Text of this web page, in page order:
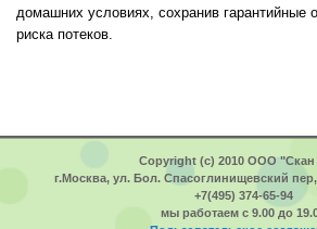
домашних условиях, сохранив гарантийные
риска потеков.
Copyright (c) 2010 ООО
г.Москва, ул. Бол. Спасоглинищевский пер,
+7(495) 374-65-94
мы работаем с 9.00 до